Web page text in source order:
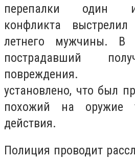
перепалки один
конфликта
летнего мужчины. В
пострадавший
повреждения.
установлено, что был
похожий на оружие
действия.
Полиция проводит